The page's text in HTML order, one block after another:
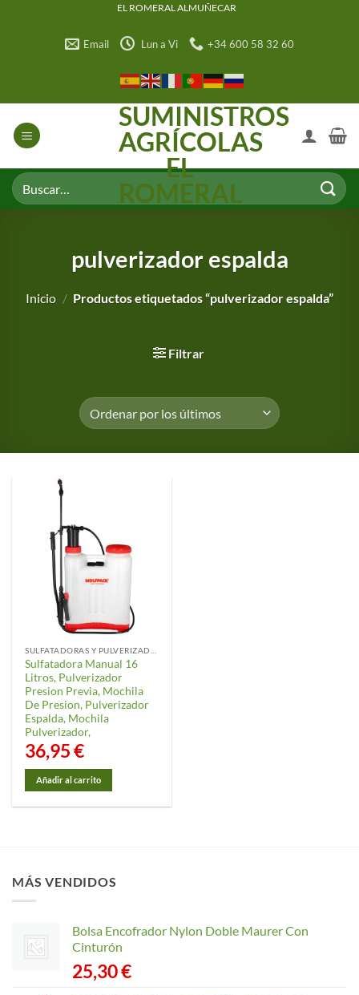
EL ROMERAL ALMUÑECAR
Email Lun a Vi +34 600 58 32 60
SUMINISTROS
AGRÍCOLAS
EL
ROMERAL
Buscar
por:
pulverizador espalda
Inicio / Productos etiquetados “pulverizador espalda”
Filtrar
Sulfatadora Manual 16
Litros, Pulverizador
Presion Previa, Mochila
De Presion, Pulverizador
Espalda, Mochila
Pulverizador,
36,95€
Añadir al carrito
MÁS VENDIDOS
Bolsa Encofrador Nylon Doble Maurer Con
Cinturón
25,30€